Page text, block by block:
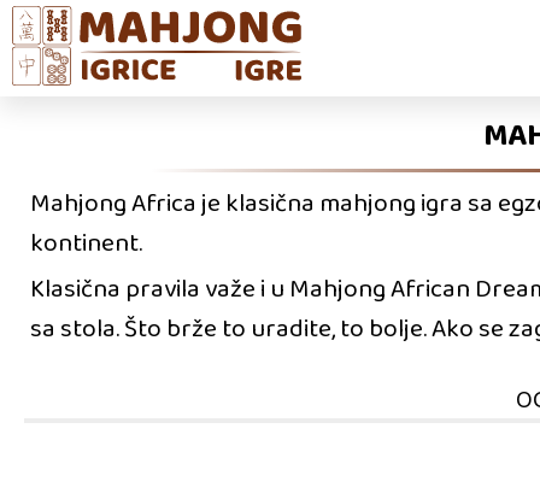
Mahjong Africa je klasična mahjong igra sa
kontinent.
Klasična pravila važe i u Mahjong African
sa stola. Što brže to uradite, to bolje. Ako se